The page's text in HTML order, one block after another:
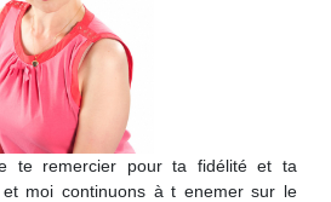
te remercier pour ta fidélité et ta
moi continuons à t enemer sur le